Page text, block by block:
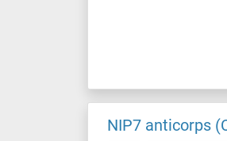
NIP7 anticorps